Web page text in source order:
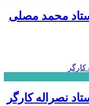
محمد مصلی
نصراله کارگر